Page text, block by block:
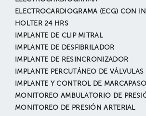
ELECTROCARDIOGRAMA (ECG) CON
HOLTER 24 HRS
IMPLANTE DE CLIP MITRAL
IMPLANTE DE DESFIBRILADOR
IMPLANTE DE RESINCRONIZADOR
IMPLANTE PERCUTÁNEO DE
IMPLANTE Y CONTROL DE
MONITOREO DE PRESIÓN ARTERIAL